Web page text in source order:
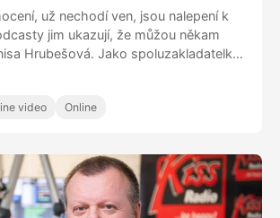
už nechodí ven, jsou nalepení k
jim ukazují, že můžou někam
Hrubešová. Jako spoluzakladatelka
expertů na podcastový trh v Česku.
je podle Hrubešové násobně větší, než
naopak za to, že je jich tu pořád málo. A
když kolem svých pořadů vybudují
jim to co nejkomplexněji je cílem
video Online